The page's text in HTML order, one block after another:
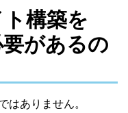
構築を
があるの
はありません。